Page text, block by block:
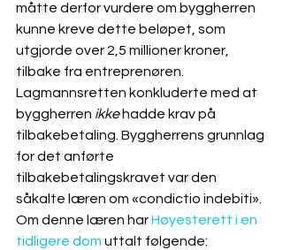
måtte derfor vurdere om byggherren
kunne kreve dette beløpet, som
utgjorde over 2,5 millioner kroner,
tilbake fra entreprenøren.
Lagmannsretten konkluderte med at
byggherren ikke hadde krav på
tilbakebetaling. Byggherrens grunnlag
for det anførte
tilbakebetalingskravet var den
såkalte læren om «condictio indebiti».
Om denne læren har Høyesterett i en
tidligere dom uttalt følgende: